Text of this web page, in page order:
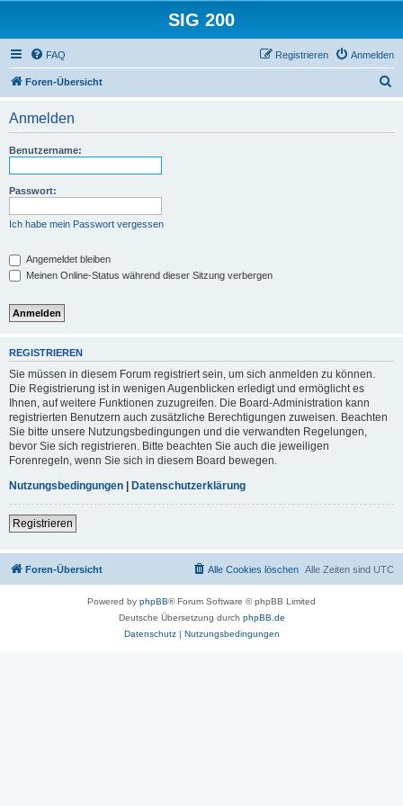
SIG 200
FAQ Anmelden
Registrieren
Foren-Übersicht
Anmelden
Benutzername:
Passwort:
Ich habe mein Passwort vergessen
Angemeldet bleiben
Meinen Online-Status während dieser Sitzung verbergen
REGISTRIEREN
Sie müssen in diesem Forum registriert sein, um sich anmelden zu können.
Die Registrierung ist in wenigen Augenblicken erledigt und ermöglicht es
Ihnen, auf weitere Funktionen zuzugreifen. Die Board-Administration kann
registrierten Benutzern auch zusätzliche Berechtigungen zuweisen. Beachten
Sie bitte unsere Nutzungsbedingungen und die verwandten Regelungen,
bevor Sie sich registrieren. Bitte beachten Sie auch die jeweiligen
Forenregeln, wenn Sie sich in diesem Board bewegen.
Nutzungsbedingungen | Datenschutzerklärung
Registrieren
Foren-Übersicht Alle Zeiten sind UTC
Alle Cookies löschen
Powered by phpBB® Forum Software © phpBB Limited
Deutsche Übersetzung durch phpBB.de
Datenschutz| Nutzungsbedingungen